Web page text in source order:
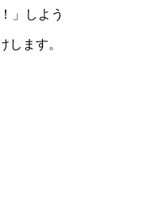
」しよう
します。